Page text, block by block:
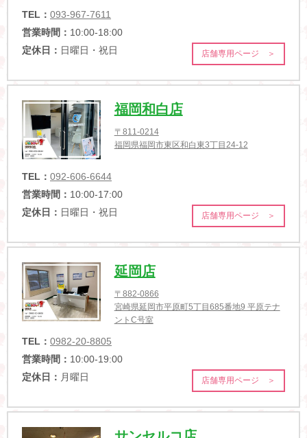
TEL： 093-967-7611
営業時間： 10:00-18:00
定休日： 日曜日・祝日 店舗専用ページ ＞
福岡和白店
〒811-0214
福岡県福岡市東区和白東3丁目24-12
TEL： 092-606-6644
営業時間： 10:00-17:00
定休日： 日曜日・祝日 店舗専用ページ ＞
延岡店
〒882-0866
宮崎県延岡市平原町5丁目685番地9 平原テナ
ントC号室
TEL： 0982-20-8805
営業時間： 10:00-19:00
定休日： 月曜日 店舗専用ページ ＞